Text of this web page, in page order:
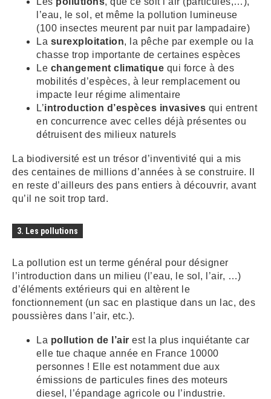
l’eau, le sol, et même la pollution lumineuse
(100 insectes meurent par nuit par lampadaire)
La surexploitation, la pêche par exemple ou la
chasse trop importante de certaines espèces
Le changement climatique qui force à des
mobilités d’espèces, à leur remplacement ou
impacte leur régime alimentaire
L’introduction d’espèces invasives qui entrent
en concurrence avec celles déjà présentes ou
détruisent des milieux naturels
La biodiversité est un trésor d’inventivité qui a mis
des centaines de millions d’années à se construire. Il
en reste d’ailleurs des pans entiers à découvrir, avant
qu’il ne soit trop tard.
3. Les pollutions
La pollution est un terme général pour désigner
l’introduction dans un milieu (l’eau, le sol, l’air, …)
d’éléments extérieurs qui en altèrent le
fonctionnement (un sac en plastique dans un lac, des
poussières dans l’air, etc.).
La pollution de l’air est la plus inquiétante car
elle tue chaque année en France 10000
personnes ! Elle est notamment due aux
émissions de particules fines des moteurs
diesel, l’épandage agricole ou l’industrie.